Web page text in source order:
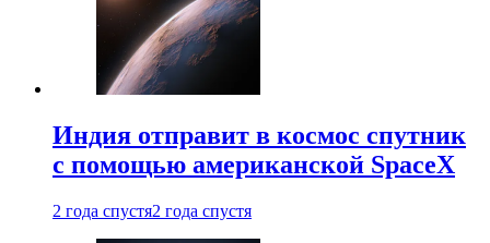
Индия отправит в космос спутник
с помощью американской SpaceX
2 года спустя2 года спустя